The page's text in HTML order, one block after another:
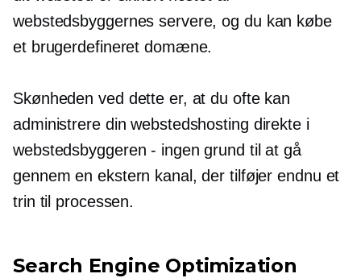
webstedsbyggernes servere, og du kan købe
et brugerdefineret domæne.
Skønheden ved dette er, at du ofte kan
administrere din webstedshosting direkte i
webstedsbyggeren - ingen grund til at gå
gennem en ekstern kanal, der tilføjer endnu et
trin til processen.
Search Engine Optimization